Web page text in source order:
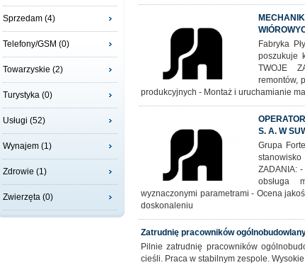
Sprzedam (4)
Telefony/GSM (0)
Towarzyskie (2)
Turystyka (0)
Usługi (52)
Wynajem (1)
Zdrowie (1)
Zwierzęta (0)
Fabryka
poszukuje
TWOJE
remontów,
produkcyjnych - Montaż i uruchamianie
S. A. W
Grupa
ZADANIA:
obsługa
wyznaczonymi parametrami - Ocena
doskonaleniu
Zatrudnię pracowników
Pilnie zatrudnię pracowników
cieśli. Praca w stabilnym zespole.